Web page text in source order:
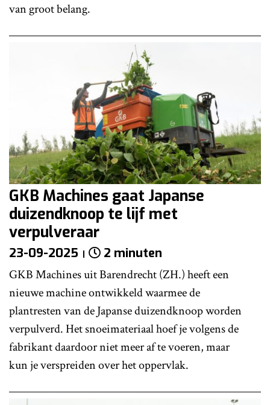
van groot belang.
GKB Machines gaat Japanse
duizendknoop te lijf met
verpulveraar
23-09-2025 2 minuten
GKB Machines uit Barendrecht (ZH.) heeft een
nieuwe machine ontwikkeld waarmee de
plantresten van de Japanse duizendknoop worden
verpulverd. Het snoeimateriaal hoef je volgens de
fabrikant daardoor niet meer af te voeren, maar
kun je verspreiden over het oppervlak.